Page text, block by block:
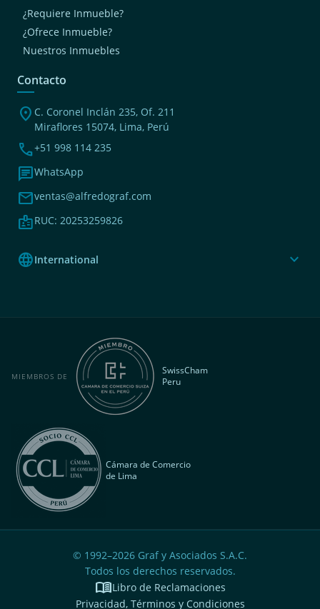
¿Requiere Inmueble?
¿Ofrece Inmueble?
Nuestros Inmuebles
Contacto
location_on C. Coronel Inclán 235, Of. 211
Miraflores 15074, Lima, Perú
phone+51 998 114 235
chatWhatsApp
mailventas@alfredograf.com
badgeRUC: 20253259826
languageInternational expand_more
MIEMBROS DE
SwissCham
Peru
Cámara de Comercio
de Lima
© 1992–2026 Graf y Asociados S.A.C.
Todos los derechos reservados.
menu_bookLibro de Reclamaciones
Privacidad, Términos y Condiciones